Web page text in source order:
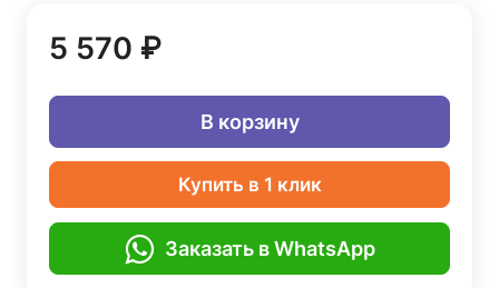
5 570 ₽
В корзину
Купить в 1 клик
Заказать в WhatsApp